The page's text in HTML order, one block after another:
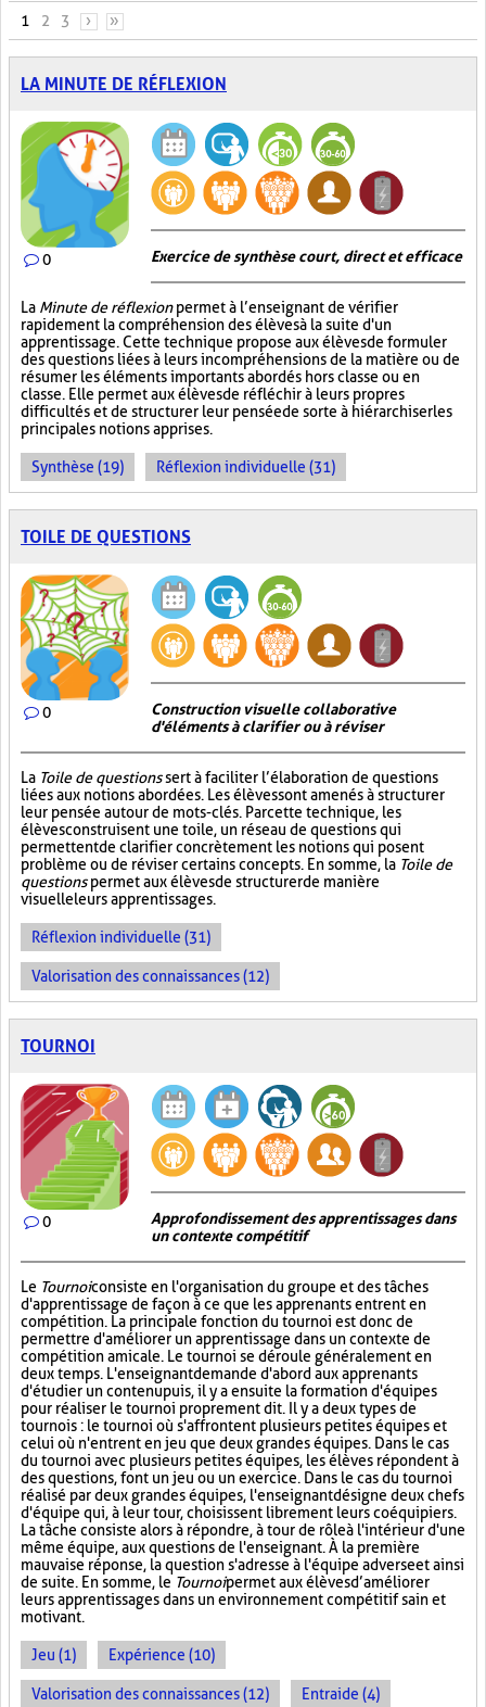
PAGES
1 2 3 › »
LA MINUTE DE RÉFLEXION
0 Exercice de synthèse court, direct et efficace
La Minute de réflexionpermet à l’enseignant de vérifier
rapidement la compréhension des élèves à la suite d'un
apprentissage. Cette technique propose aux élèves de formuler
des questions liées à leurs incompréhensions de la matière ou de
résumer les éléments importants abordés hors classe ou en
classe. Elle permet aux élèves de réfléchir à leurs propres
difficultés et de structurer leur pensée de sorte à hiérarchiser les
principales notions apprises.
Synthèse (19) Réflexion individuelle (31)
TOILE DE QUESTIONS
0
Construction visuelle collaborative
d'éléments à clarifier ou à réviser
La Toile de questionssert à faciliter l’élaboration de questions
liées aux notions abordées. Les élèves sont amenés à structurer
leur pensée autour de mots-clés. Par cette technique, les
élèves construisent une toile, un réseau de questions qui
permettent de clarifier concrètement les notions qui posent
problème ou de réviser certains concepts. En somme, la Toile de
questionspermet aux élèves de structurer de manière
visuelle leurs apprentissages.
Réflexion individuelle (31)
Valorisation des connaissances (12)
TOURNOI
0
Approfondissement des apprentissages dans
un contexte compétitif
Le Tournoiconsiste en l'organisation du groupe et des tâches
d'apprentissage de façon à ce que les apprenants entrent en
compétition. La principale fonction du tournoi est donc de
permettre d'améliorer un apprentissage dans un contexte de
compétition amicale. Le tournoi se déroule généralement en
deux temps. L'enseignant demande d'abord aux apprenants
d'étudier un contenu puis, il y a ensuite la formation d'équipes
pour réaliser le tournoi proprement dit. Il y a deux types de
tournois : le tournoi où s'affrontent plusieurs petites équipes et
celui où n'entrent en jeu que deux grandes équipes. Dans le cas
du tournoi avec plusieurs petites équipes, les élèves répondent à
des questions, font un jeu ou un exercice. Dans le cas du tournoi
réalisé par deux grandes équipes, l'enseignant désigne deux chefs
d'équipe qui, à leur tour, choisissent librement leurs coéquipiers.
La tâche consiste alors à répondre, à tour de rôle à l'intérieur d'une
même équipe, aux questions de l'enseignant. À la première
mauvaise réponse, la question s'adresse à l'équipe adverse et ainsi
de suite. En somme, le Tournoipermet aux élèves d’améliorer
leurs apprentissages dans un environnement compétitif sain et
motivant.
Jeu (1) Expérience (10)
Valorisation des connaissances (12) Entraide (4)